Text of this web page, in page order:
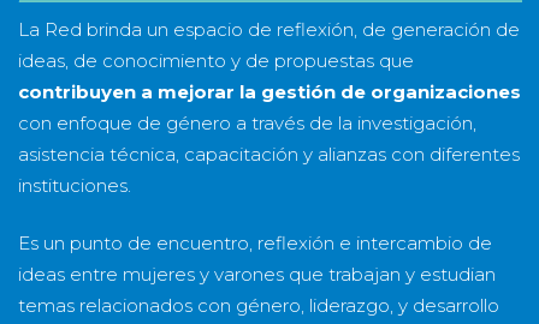
La Red brinda un espacio de reflexión, de generación de
ideas, de conocimiento y de propuestas que
contribuyen a mejorar la gestión de organizaciones
con enfoque de género a través de la investigación,
asistencia técnica, capacitación y alianzas con diferentes
instituciones.
Es un punto de encuentro, reflexión e intercambio de
ideas entre mujeres y varones que trabajan y estudian
temas relacionados con género, liderazgo, y desarrollo